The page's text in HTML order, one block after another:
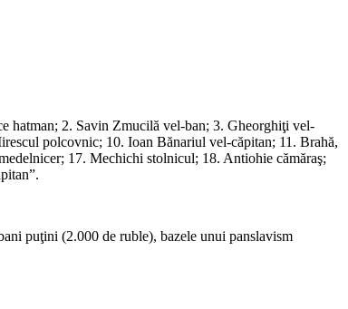
hatman; 2. Savin Zmucilă vel-ban; 3. Gheorghiţi vel-
polcovnic; 10. Ioan Bănariul vel-căpitan; 11. Brahă,
17. Mechichi stolnicul; 18. Antiohie cămăraş;
puţini (2.000 de ruble), bazele unui panslavism